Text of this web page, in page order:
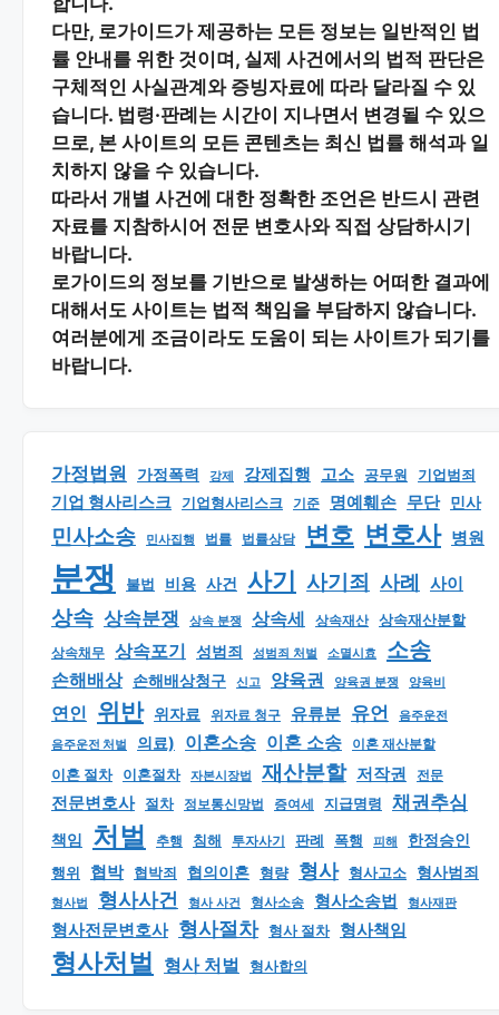
다만, 로가이드가 제공하는 모든 정보는 일반적인 법
률 안내 를 위한 것이며, 실제 사건에서의 법적 판단은
구체적인 사실관계와 증빙자료에 따라 달라질 수 있
습니다. 법령·판례는 시간이 지나면서 변경될 수 있으
므로, 본 사이트의 모든 콘텐츠는 최신 법률 해석과 일
치하지 않을 수 있습니다.
따라서 개별 사건에 대한 정확한 조언은 반드시 관련
자료를 지참하시어 전문 변호사와 직접 상담하시기
바랍니다.
로가이드의 정보를 기반으로 발생하는 어떠한 결과에
대해서도 사이트는 법적 책임을 부담하지 않습니다.
여러분에게 조금이라도 도움이 되는 사이트가 되기를
바랍니다.
가정법원 가정폭력 강제 강제집행 고소 공무원 기업범죄
기업 형사리스크 기업형사리스크 기준 명예훼손 무단 민사
민사소송 민사집행 법률 법률상담 변호 변호사 병원
분쟁 불법 비용 사건 사기 사기죄 사례 사이
상속 상속분쟁 상속 분쟁 상속세 상속재산 상속재산분할
상속채무 상속포기 성범죄 성범죄 처벌 소멸시효 소송
손해배상 손해배상청구 신고 양육권 양육권 분쟁 양육비
연인 위반 위자료 위자료 청구 유류분 유언 음주운전
음주운전 처벌 의료) 이혼소송 이혼 소송 이혼 재산분할
이혼 절차 이혼절차 자본시장법 재산분할 저작권 전문
전문변호사 절차 정보통신망법 증여세 지급명령 채권추심
책임 처벌 추행 침해 투자사기 판례 폭행 피해 한정승인
행위 협박 협박죄 협의이혼 형량 형사 형사고소 형사범죄
형사법 형사사건 형사 사건 형사소송 형사소송법 형사재판
형사전문변호사 형사절차 형사 절차 형사책임
형사처벌 형사 처벌 형사합의